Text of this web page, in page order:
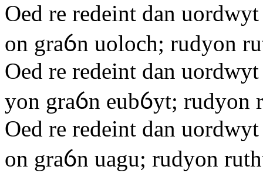
Oed re redeint dan
on graỽn uoloch; rudyon
Oed re redeint dan
yon graỽn eubỽyt; rudyon
Oed re redeint dan
on graỽn uagu; rudyon